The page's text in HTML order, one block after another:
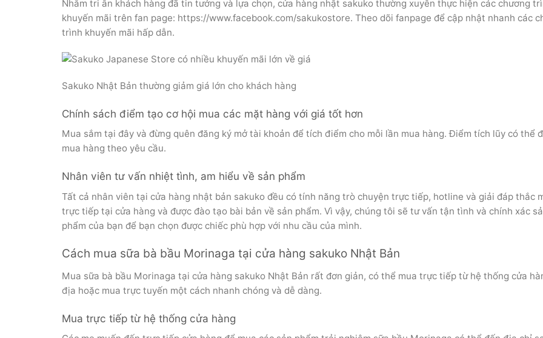
Nhằm tri ân khách hàng đã tin tưởng và lựa chọn, cửa hàng nhật sakuko thường xuyên thực hiện các chương
khuyến mãi trên fan page: https://www.facebook.com/sakukostore. Theo dõi fanpage để cập nhật nhanh các
trình khuyến mãi hấp dẫn.
Sakuko Nhật Bản thường giảm giá lớn cho khách hàng
Chính sách điểm tạo cơ hội mua các mặt hàng với giá tốt hơn
Mua sắm tại đây và đừng quên đăng ký mở tài khoản để tích điểm cho mỗi lần mua hàng. Điểm tích lũy có thể
mua hàng theo yêu cầu.
Nhân viên tư vấn nhiệt tình, am hiểu về sản phẩm
Tất cả nhân viên tại cửa hàng nhật bản sakuko đều có tính năng trò chuyện trực tiếp, hotline và giải đáp thắc
trực tiếp tại cửa hàng và được đào tạo bài bản về sản phẩm. Vì vậy, chúng tôi sẽ tư vấn tận tình và chính xác
phẩm của bạn để bạn chọn được chiếc phù hợp với nhu cầu của mình.
Cách mua sữa bà bầu Morinaga tại cửa hàng sakuko Nhật Bản
Mua sữa bà bầu Morinaga tại cửa hàng sakuko Nhật Bản rất đơn giản, có thể mua trực tiếp từ hệ thống cửa
địa hoặc mua trực tuyến một cách nhanh chóng và dễ dàng.
Mua trực tiếp từ hệ thống cửa hàng